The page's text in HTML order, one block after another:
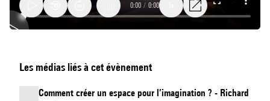
générale
0:00 / 0:00
Les médias liés à cet évènement
Comment créer un espace pour l’imagination ? - Richard